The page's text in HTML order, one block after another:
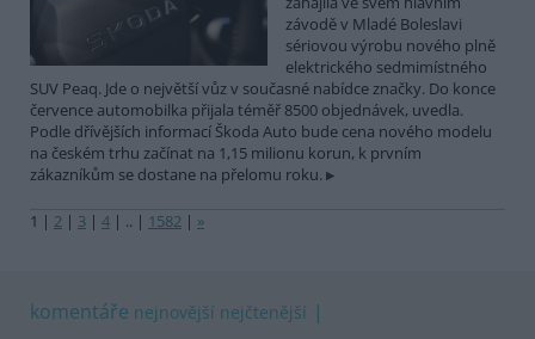
závodě v Mladé Boleslavi
sériovou výrobu nového plně
elektrického sedmimístného
SUV Peaq. Jde o největší vůz v současné nabídce značky. Do konce
července automobilka přijala téměř 8500 objednávek, uvedla.
Podle dřívějších informací Škoda Auto bude cena nového modelu
na českém trhu začínat na 1,15 milionu korun, k prvním
zákazníkům se dostane na přelomu roku.
1 | 2 | 3 | 4 | .. | 1582 | »
komentáře nejnovější nejčtenější